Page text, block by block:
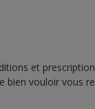
et
bien vouloir vous